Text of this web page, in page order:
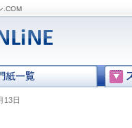
.COM
13日